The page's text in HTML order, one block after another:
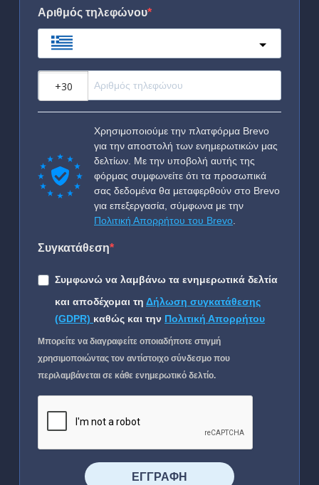
Αριθμός τηλεφώνου
Χρησιμοποιούμε την πλατφόρμα Brevo
για την αποστολή των ενημερωτικών μας
δελτίων. Με την υποβολή αυτής της
φόρμας συμφωνείτε ότι τα προσωπικά
σας δεδομένα θα μεταφερθούν στο Brevo
για επεξεργασία, σύμφωνα με την
Πολιτική Απορρήτου του Brevo
Συγκατάθεση
Συμφωνώ να λαμβάνω τα ενημερωτικά δελτία
και αποδέχομαι τη Δήλωση συγκατάθεσης
(GDPR) καθώς και την Πολιτική Απορρήτου
Μπορείτε να διαγραφείτε οποιαδήποτε στιγμή
χρησιμοποιώντας τον αντίστοιχο σύνδεσμο που
περιλαμβάνεται σε κάθε ενημερωτικό δελτίο.
⠀⠀⠀⠀ΕΓΓΡΑΦΗ⠀⠀⠀⠀